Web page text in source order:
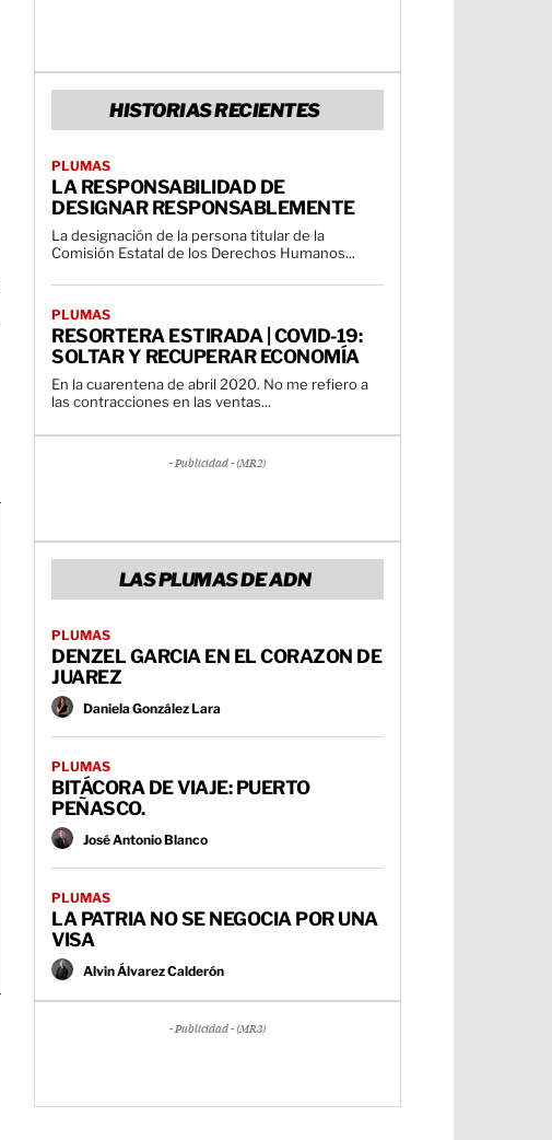
HISTORIAS RECIENTES
PLUMAS
LA RESPONSABILIDAD DE
DESIGNAR RESPONSABLEMENTE
La designación de la persona titular de la
Comisión Estatal de los Derechos Humanos...
PLUMAS
RESORTERA ESTIRADA | COVID-19:
SOLTAR Y RECUPERAR ECONOMÍA
En la cuarentena de abril 2020. No me refiero a
las contracciones en las ventas...
- Publicidad - (MR2)
LAS PLUMAS DE ADN
PLUMAS
DENZEL GARCIA EN EL CORAZON DE
JUAREZ
Daniela González Lara
PLUMAS
BITÁCORA DE VIAJE: PUERTO
PEÑASCO.
José Antonio Blanco
PLUMAS
LA PATRIA NO SE NEGOCIA POR UNA
VISA
Alvin Álvarez Calderón
- Publicidad - (MR3)